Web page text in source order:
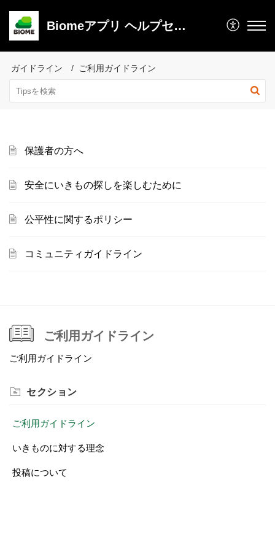
Biomeアプリ ヘルプセンター
ガイドライン ご利用ガイドライン
保護者の方へ
安全にいきもの探しを楽しむために
公平性に関するポリシー
コミュニティガイドライン
ご利用ガイドライン
ご利用ガイドライン
セクション
ご利用ガイドライン
いきものに対する理念
投稿について